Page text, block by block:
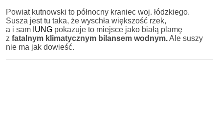
Powiat kutnowski to północny kraniec woj. łódzkiego.
Susza jest tu taka, że wyschła większość rzek,
a i sam IUNG pokazuje to miejsce jako białą plamę
z fatalnym klimatycznym bilansem wodnym.Ale suszy
nie ma jak dowieść.